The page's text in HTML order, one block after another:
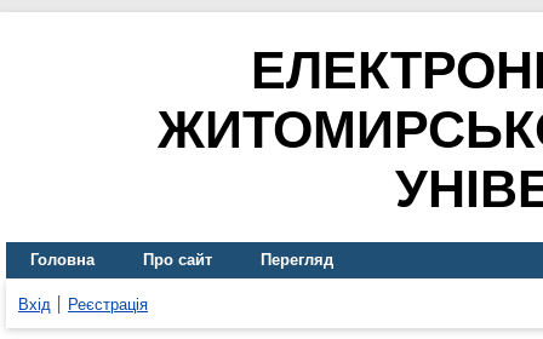
Головна Про сайт Перегляд
Вхід Реєстрація